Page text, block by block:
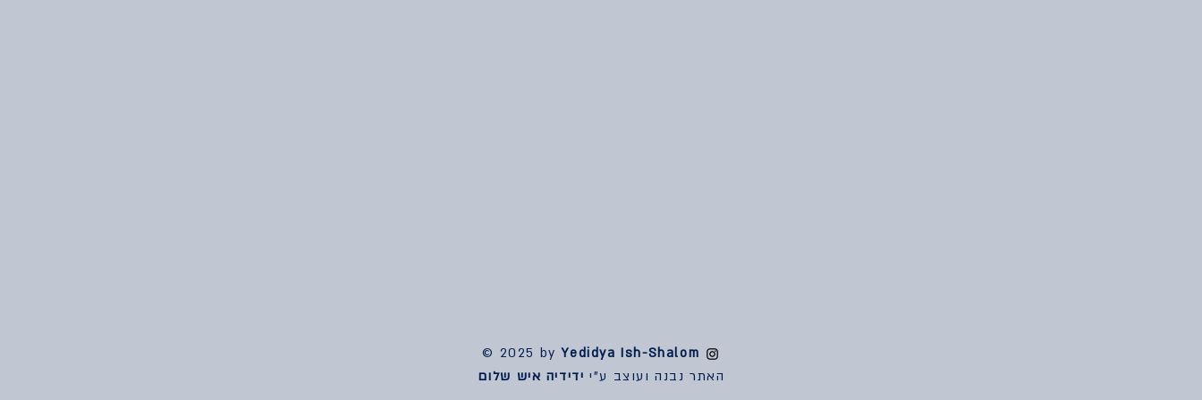
© 2025 byYedidya Ish-Shalom
האתר נבנה ועוצב ע"י ידידיה איש שלום